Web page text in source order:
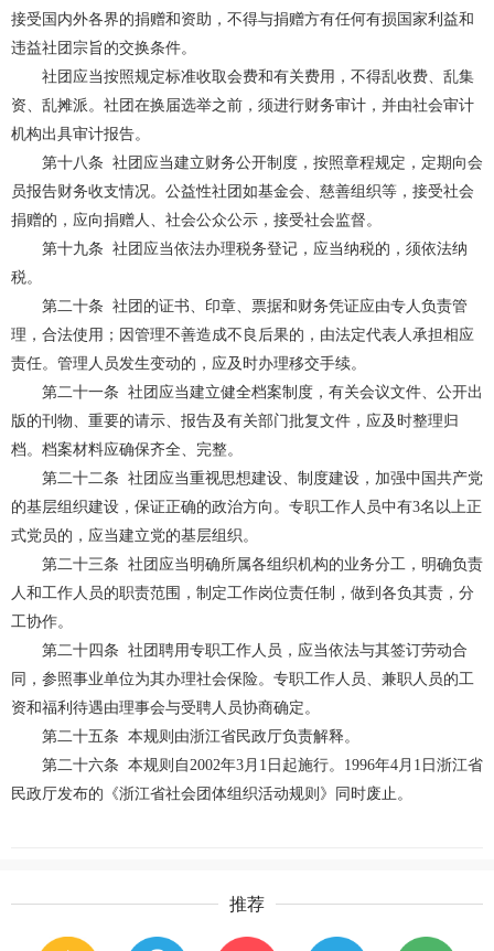
接受国内外各界的捐赠和资助，不得与捐赠方有任何有损国家利益和
违益社团宗旨的交换条件。
社团应当按照规定标准收取会费和有关费用，不得乱收费、乱集
资、乱摊派。社团在换届选举之前，须进行财务审计，并由社会审计
机构出具审计报告。
第十八条 社团应当建立财务公开制度，按照章程规定，定期向会
员报告财务收支情况。公益性社团如基金会、慈善组织等，接受社会
捐赠的，应向捐赠人、社会公众公示，接受社会监督。
第十九条 社团应当依法办理税务登记，应当纳税的，须依法纳
税。
第二十条 社团的证书、印章、票据和财务凭证应由专人负责管
理，合法使用；因管理不善造成不良后果的，由法定代表人承担相应
责任。管理人员发生变动的，应及时办理移交手续。
第二十一条 社团应当建立健全档案制度，有关会议文件、公开出
版的刊物、重要的请示、报告及有关部门批复文件，应及时整理归
档。档案材料应确保齐全、完整。
第二十二条 社团应当重视思想建设、制度建设，加强中国共产党
的基层组织建设，保证正确的政治方向。专职工作人员中有3名以上正
式党员的，应当建立党的基层组织。
第二十三条 社团应当明确所属各组织机构的业务分工，明确负责
人和工作人员的职责范围，制定工作岗位责任制，做到各负其责，分
工协作。
第二十四条 社团聘用专职工作人员，应当依法与其签订劳动合
同，参照事业单位为其办理社会保险。专职工作人员、兼职人员的工
资和福利待遇由理事会与受聘人员协商确定。
第二十五条 本规则由浙江省民政厅负责解释。
第二十六条 本规则自2002年3月 1 日起施行。 1996年4月 1 日浙江省
民政厅发布的《浙江省社会团体组织活动规则》同时废止。
推荐